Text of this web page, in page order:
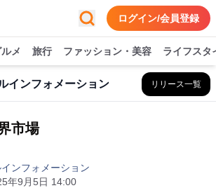
ログイン/会員登録
メ 旅行 ファッション・美容 ライフスタ
インフォメーション リリース一覧
市場
ンフォメーション
年9月5日 14:00